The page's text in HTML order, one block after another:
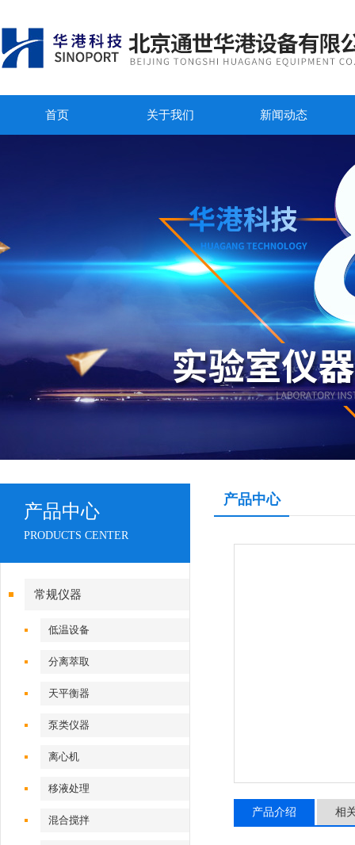
首页 关于我们 新闻动态
产品中心
PRODUCTS CENTER
常规仪器
低温设备
分离萃取
天平衡器
泵类仪器
离心机
移液处理
混合搅拌
产品中心
产品介绍 相